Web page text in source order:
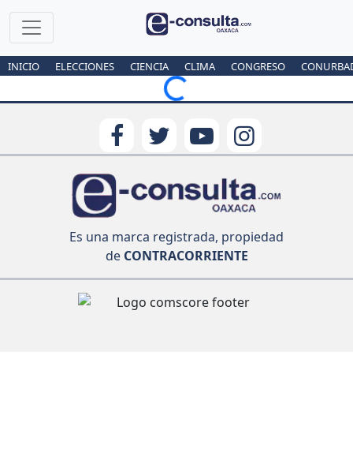
INICIO ELECCIONES CIENCIA CLIMA CONGRESO
Loading...
Es una marca registrada, propiedad
deCONTRACORRIENTE